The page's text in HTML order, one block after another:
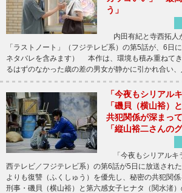
う」
内田有紀と寺西拓人
「ラストノート」（フジテレビ系）の第5話が、6日
ネタバレを含みます） 本作は、環境も積み重ねて
るはずのなかった歳の差の男女が静かに引かれ合い
「今夜もシリアル
「磯貝（横山裕）
共犯関係が深まっ
「縦山裕二さんの
「今夜もシリアルキ
西テレビ／フジテレビ系）の第6話が5日に放送さ
よりも復讐（ふくしゅう）を優先し、秘密の共犯関
刑事・磯貝（横山裕）と第六感女子ヒナタ（関水渚